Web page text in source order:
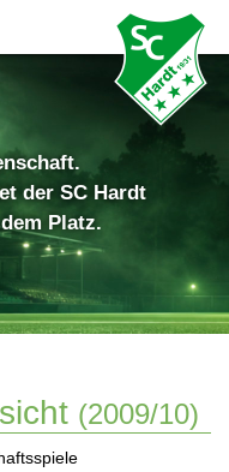
der SC Hardt
Platz.
(2009/10)